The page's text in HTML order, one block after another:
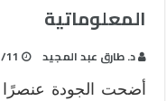
المعلوماتية
د. طارق عبد المجيد 11
أضحت الجودة عنصرًا